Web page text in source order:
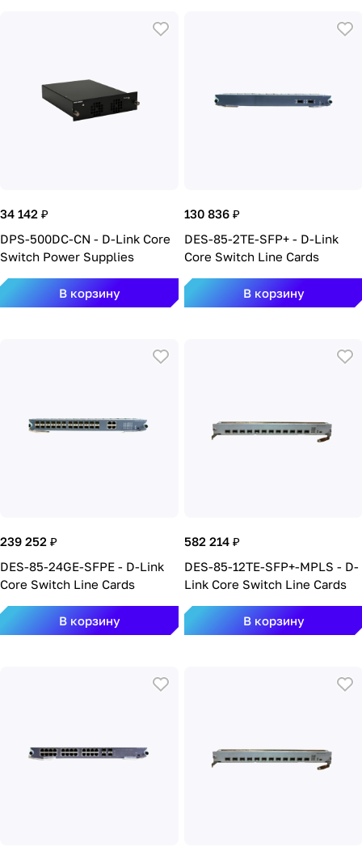
34 142 ₽
DPS-500DC-CN - D-Link Core
Switch Power Supplies
В корзину
130 836 ₽
DES-85-2TE-SFP+ - D-Link
Core Switch Line Cards
В корзину
239 252 ₽
DES-85-24GE-SFPE - D-Link
Core Switch Line Cards
В корзину
582 214 ₽
DES-85-12TE-SFP+-MPLS - D-
Link Core Switch Line Cards
В корзину